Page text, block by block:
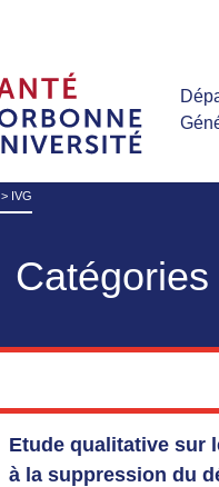
> IVG
Etude qualitative sur
à la suppression du